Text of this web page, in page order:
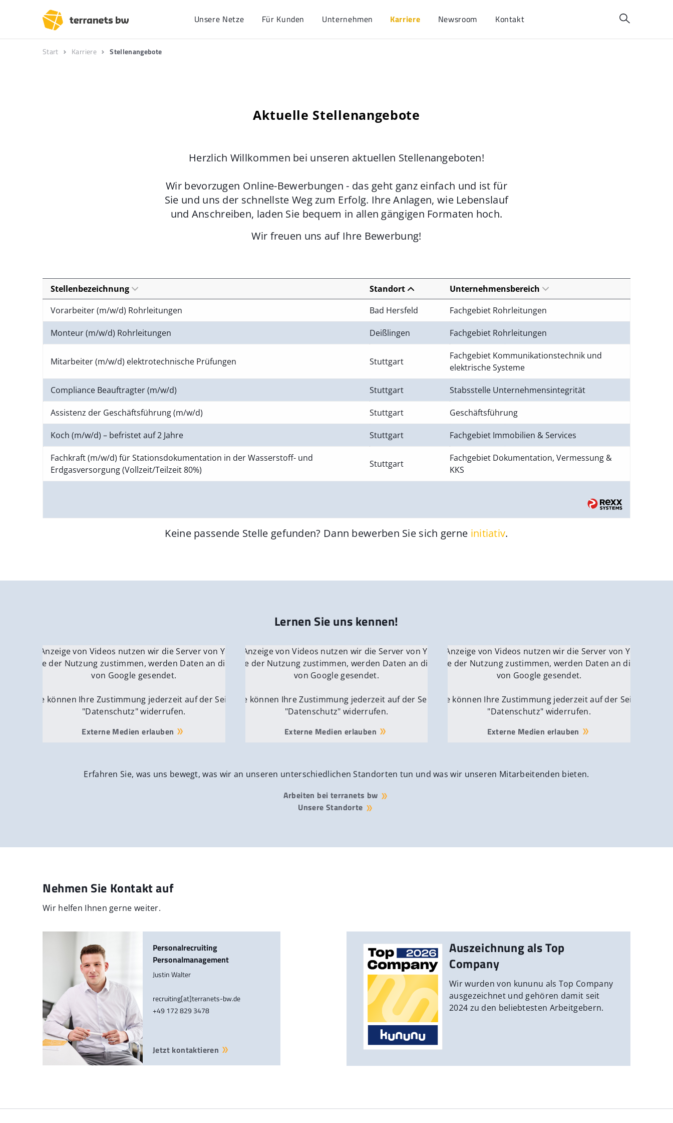
Unsere Netze Für Kunden Unternehmen Karriere Newsroom Kontakt
Start Karriere Stellenangebote
Aktuelle Stellenangebote
Herzlich Willkommen bei unseren aktuellen Stellenangeboten!
Wir bevorzugen Online-Bewerbungen - das geht ganz einfach und ist für
Sie und uns der schnellste Weg zum Erfolg. Ihre Anlagen, wie Lebenslauf
und Anschreiben, laden Sie bequem in allen gängigen Formaten hoch.
Wir freuen uns auf Ihre Bewerbung!
Stellenbezeichnung Standort
Unternehmensbereich
Vorarbeiter (m/w/d) Rohrleitungen
Bad Hersfeld Fachgebiet Rohrleitungen
Monteur (m/w/d) Rohrleitungen Deißlingen Fachgebiet Rohrleitungen
Mitarbeiter (m/w/d) elektrotechnische Prüfungen Stuttgart
Fachgebiet Kommunikationstechnik und
elektrische Systeme
Compliance Beauftragter (m/w/d) Stuttgart Stabsstelle Unternehmensintegrität
Assistenz der Geschäftsführung (m/w/d) Stuttgart Geschäftsführung
Koch (m/w/d) – befristet auf 2 Jahre Stuttgart Fachgebiet Immobilien & Services
Fachkraft (m/w/d) für Stationsdokumentation in der Wasserstoff- und
Erdgasversorgung (Vollzeit/Teilzeit 80%)
Stuttgart
Fachgebiet Dokumentation, Vermessung &
KKS
Keine passende Stelle gefunden? Dann bewerben Sie sich gerne initiativ.
Lernen Sie uns kennen!
Für die Anzeige von Videos nutzen wir die Server von YouTube.
Wenn Sie der Nutzung zustimmen, werden Daten an die Server
von Google gesendet.
Sie können Ihre Zustimmung jederzeit auf der Seite
"Datenschutz" widerrufen.
Externe Medien erlauben
Für die Anzeige von Videos nutzen wir die Server von YouTube.
Wenn Sie der Nutzung zustimmen, werden Daten an die Server
von Google gesendet.
Sie können Ihre Zustimmung jederzeit auf der Seite
"Datenschutz" widerrufen.
Externe Medien erlauben
Für die Anzeige von Videos nutzen wir die Server von YouTube.
Wenn Sie der Nutzung zustimmen, werden Daten an die Server
von Google gesendet.
Sie können Ihre Zustimmung jederzeit auf der Seite
"Datenschutz" widerrufen.
Externe Medien erlauben
Erfahren Sie, was uns bewegt, was wir an unseren unterschiedlichen Standorten tun und was wir unseren Mitarbeitenden bieten.
Arbeiten bei terranets bw
Unsere Standorte
Nehmen Sie Kontakt auf
Wir helfen Ihnen gerne weiter.
Personalrecruiting
Personalmanagement
Justin Walter
recruiting[at]terranets-bw.de
+49 172 829 3478
Jetzt kontaktieren
Auszeichnung als Top
Company
Wir wurden von kununu als Top Company
ausgezeichnet und gehören damit seit
2024 zu den beliebtesten Arbeitgebern.